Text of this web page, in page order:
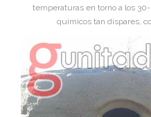
temperaturas en torno a los
químicos tan dispares,